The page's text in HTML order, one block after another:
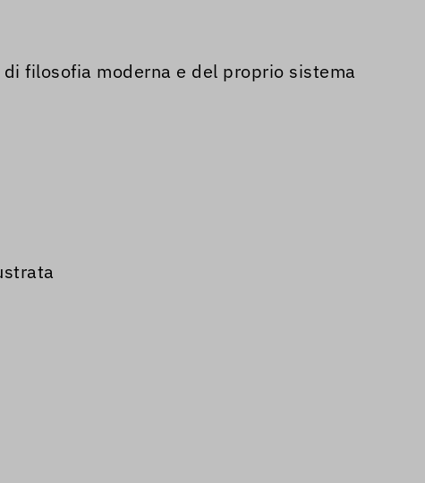
filosofia moderna e del proprio sistema